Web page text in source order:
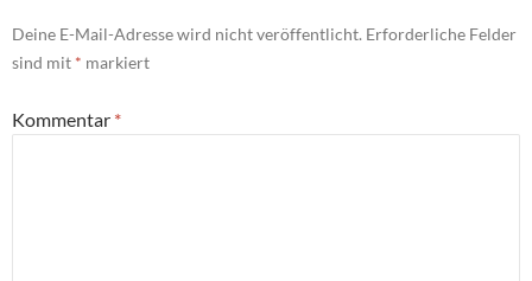
Deine E-Mail-Adresse wird nicht veröffentlicht. Erforderliche Felder
sind mit * markiert
Kommentar *